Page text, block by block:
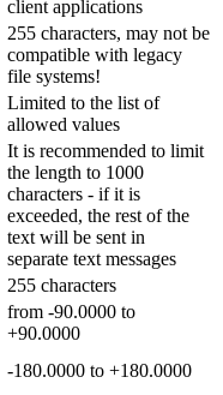
client applications
255 characters, may not be
compatible with legacy
file systems!
Limited to the list of
allowed values
It is recommended to limit
the length to 1000
characters - if it is
exceeded, the rest of the
text will be sent in
separate text messages
255 characters
from -90.0000 to
+90.0000
-180.0000 to +180.0000